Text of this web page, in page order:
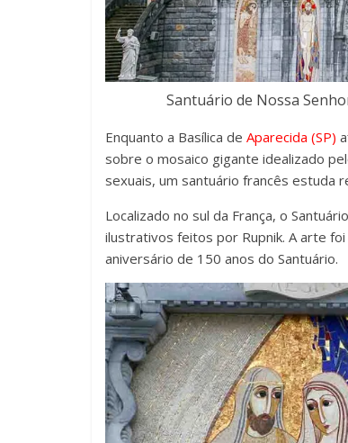
Santuário de Nossa
Enquanto a Basílica de Aparecida (SP)
sobre o mosaico gigante idealizado
sexuais, um santuário francês estuda
Localizado no sul da França, o
ilustrativos feitos por Rupnik. A arte
aniversário de 150 anos do Santuário.